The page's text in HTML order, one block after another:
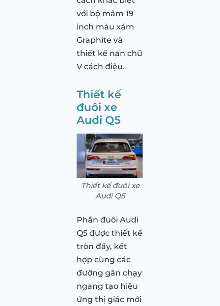
với bộ mâm 19
inch màu xám
Graphite và
thiết kế nan chữ
V cách điệu.
Thiết kế
đuôi xe
Audi Q5
Thiết kế đuôi xe
Audi Q5
Phần đuôi Audi
Q5 được thiết kế
tròn đầy, kết
hợp cùng các
đường gân chạy
ngang tạo hiệu
ứng thị giác mới